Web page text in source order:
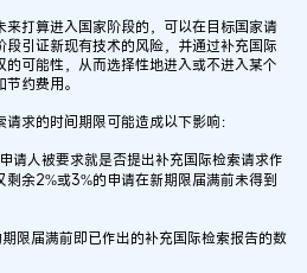
打算进入国家阶段的，可以在目标国家请
引证新现有技术的风险，并通过补充国际
可能性，从而选择性地进入或不进入某个
约费用。
求的时间期限可能造成以下影响：
请人被要求就是否提出补充国际检索请求作
剩余2%或3%的申请在新期限届满前未得到
限届满前即已作出的补充国际检索报告的数